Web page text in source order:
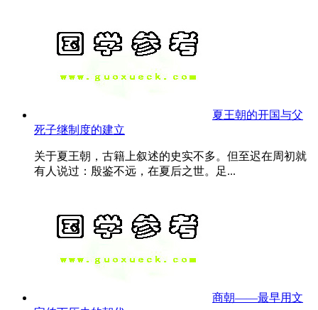
夏王朝的开国与父
死子继制度的建立
关于夏王朝，古籍上叙述的史实不多。但至迟在周初就
有人说过：殷鉴不远，在夏后之世。足...
商朝——最早用文